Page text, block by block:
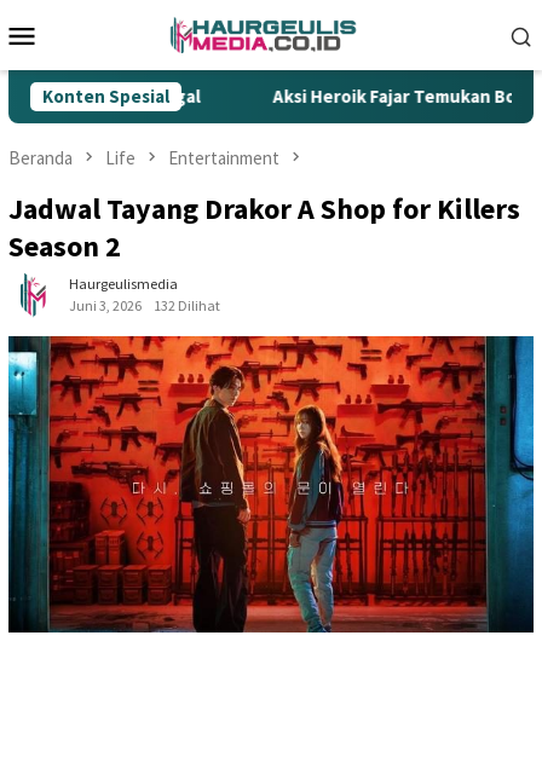
ke
Mobile
Konten Spesial
Ilegal Aksi Heroik Fajar Temukan Bocah
Beranda Life Entertainment
Jadwal Tayang Drakor A Shop for Killers
Season 2
Haurgeulismedia
Juni 3, 2026
132 Dilihat